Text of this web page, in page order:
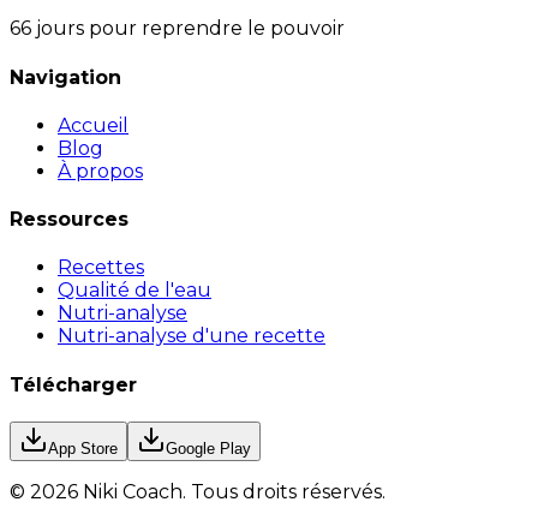
66 jours pour reprendre le pouvoir
Navigation
Accueil
Blog
À propos
Ressources
Recettes
Qualité de l'eau
Nutri-analyse
Nutri-analyse d'une recette
Télécharger
App Store Google Play
© 2026 Niki Coach. Tous droits réservés.